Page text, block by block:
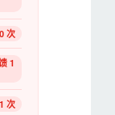
次
1
次